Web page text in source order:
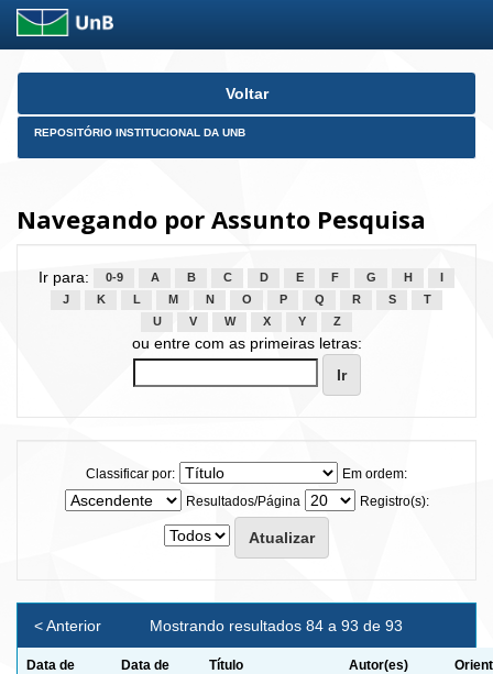
Skip
Voltar
REPOSITÓRIO INSTITUCIONAL DA UNB
Navegando por Assunto Pesquisa
Ir para: 0-9 A B C D E F G H
J
K L M N O P Q R S
T
U
V W X Y Z
ou entre com as primeiras letras:
Classificar por:
Em ordem:
Resultados/Página
Registro(s):
Mostrando resultados 84 a 93 de 93
< Anterior
Data de
Data de
Título Autor(es)